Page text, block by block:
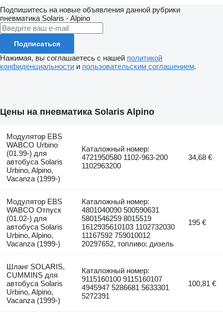
Подпишитесь на новые объявления данной рубрики
пневматика Solaris - Alpino
Подписаться
Нажимая, вы соглашаетесь с нашей политикой
конфиденциальности и пользовательским соглашением.
Цены на пневматика Solaris Alpino
Модулятор EBS
WABCO Urbino
(01.99-) для
автобуса Solaris
Urbino, Alpino,
Vacanza (1999-)
Каталожный номер:
4721950580 1102-963-200
1102963200
34,68 €
Модулятор EBS
WABCO Отпуск
(01.02-) для
автобуса Solaris
Urbino, Alpino,
Vacanza (1999-)
Каталожный номер:
4801040090 500590631
5801546259 8015519
1612935610103 1102732030
11167592 759010012
20297652, топливо: дизель
195 €
Шланг SOLARIS,
CUMMINS для
автобуса Solaris
Urbino, Alpino,
Vacanza (1999-)
Каталожный номер:
9115160100 9115160107
4945947 5286681 5633301
5272391
100,81 €